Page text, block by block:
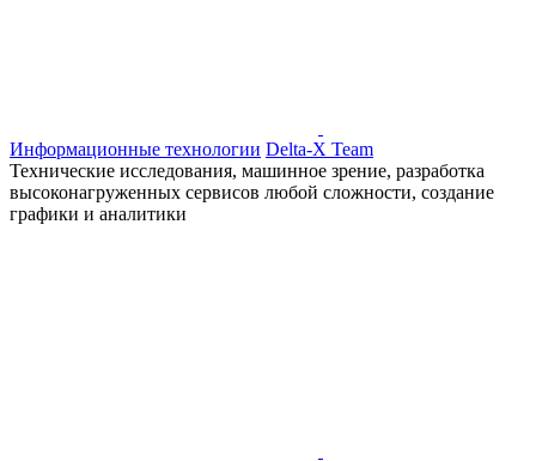
Информационные технологии Delta-X Team
Технические исследования, машинное зрение, разработка
высоконагруженных сервисов любой сложности, создание
графики и аналитики